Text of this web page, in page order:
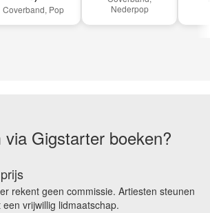
Pop
Nederpop
via Gigstarter boeken?
rekent geen commissie. Artiesten steunen
vrijwillig lidmaatschap.